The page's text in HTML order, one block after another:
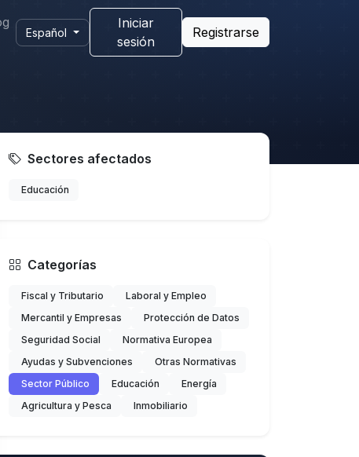
Español
Iniciar
sesión
Registrarse
Sectores afectados
Educación
Categorías
Fiscal y Tributario
Laboral y Empleo
Mercantil y Empresas
Protección de Datos
Seguridad Social
Normativa Europea
Ayudas y Subvenciones
Otras Normativas
Sector Público
Educación
Energía
Agricultura y Pesca
Inmobiliario